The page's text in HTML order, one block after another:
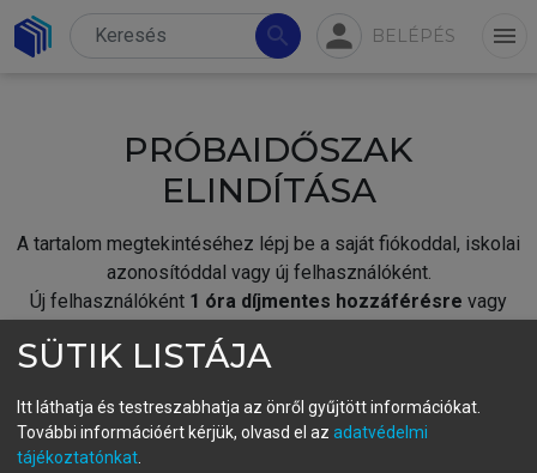
search person BELÉPÉS menu
PRÓBAIDŐSZAK
ELINDÍTÁSA
A tartalom megtekintéséhez lépj be a saját fiókoddal, iskolai
azonosítóddal vagy új felhasználóként.
Új felhasználóként 1 óra díjmentes hozzáférésre vagy
fiókoddal,vagy hozz létre új fiókot.
A regisztráció után apróbaidőszakautomatikusan
SÜTIK LISTÁJA
Itt láthatja és testreszabhatja az önről gyűjtött információkat.
További információért kérjük, olvasd el az adatvédelmi
tájékoztatónkat